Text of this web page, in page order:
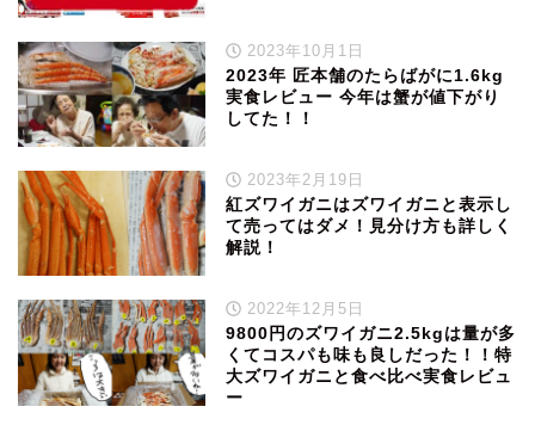
2023年10月1日
2023年 匠本舗のたらばがに1.6kg
実食レビュー 今年は蟹が値下がり
してた！！
2023年2月19日
紅ズワイガニはズワイガニと表示し
て売ってはダメ！見分け方も詳しく
解説！
2022年12月5日
9800円のズワイガニ2.5kgは量が多
くてコスパも味も良しだった！！特
大ズワイガニと食べ比べ実食レビュ
ー